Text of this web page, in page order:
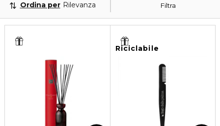
Filtra
Ordina per Rilevanza
Riciclabile